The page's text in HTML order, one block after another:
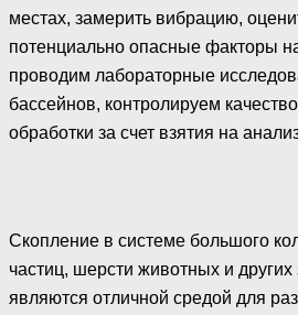
местах, замерить вибрацию,
потенциально опасные факторы
проводим лабораторные
бассейнов, контролируем
обработки за счет взятия на
Скопление в системе большого
частиц, шерсти животных и других
являются отличной средой для